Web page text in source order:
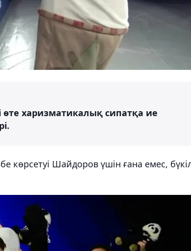
харизматикалық сипатқа ие
көрсетуі Шайдоров үшін ғана емес,